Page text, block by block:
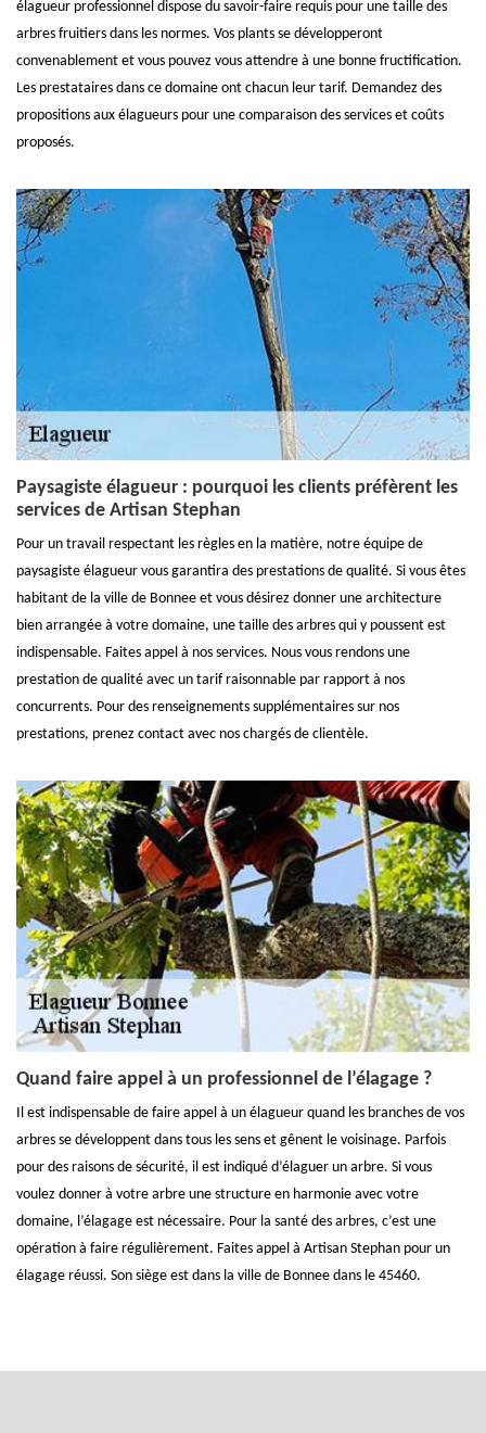
élagueur professionnel dispose du savoir-faire requis pour une taille des
arbres fruitiers dans les normes. Vos plants se développeront
convenablement et vous pouvez vous attendre à une bonne fructification.
Les prestataires dans ce domaine ont chacun leur tarif. Demandez des
propositions aux élagueurs pour une comparaison des services et coûts
proposés.
Paysagiste élagueur : pourquoi les clients préfèrent les
services de Artisan Stephan
Pour un travail respectant les règles en la matière, notre équipe de
paysagiste élagueur vous garantira des prestations de qualité. Si vous êtes
habitant de la ville de Bonnee et vous désirez donner une architecture
bien arrangée à votre domaine, une taille des arbres qui y poussent est
indispensable. Faites appel à nos services. Nous vous rendons une
prestation de qualité avec un tarif raisonnable par rapport à nos
concurrents. Pour des renseignements supplémentaires sur nos
prestations, prenez contact avec nos chargés de clientèle.
Quand faire appel à un professionnel de l’élagage ?
Il est indispensable de faire appel à un élagueur quand les branches de vos
arbres se développent dans tous les sens et gênent le voisinage. Parfois
pour des raisons de sécurité, il est indiqué d’élaguer un arbre. Si vous
voulez donner à votre arbre une structure en harmonie avec votre
domaine, l’élagage est nécessaire. Pour la santé des arbres, c’est une
opération à faire régulièrement. Faites appel à Artisan Stephan pour un
élagage réussi. Son siège est dans la ville de Bonnee dans le 45460.